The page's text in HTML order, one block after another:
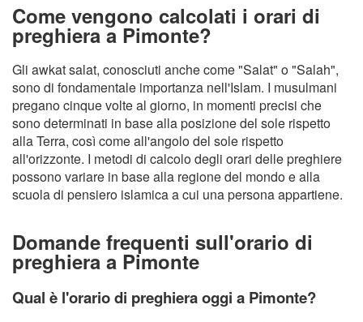
Come vengono calcolati i orari di
preghiera a Pimonte?
Gli awkat salat, conosciuti anche come "Salat" o "Salah",
sono di fondamentale importanza nell'Islam. I musulmani
pregano cinque volte al giorno, in momenti precisi che
sono determinati in base alla posizione del sole rispetto
alla Terra, così come all'angolo del sole rispetto
all'orizzonte. I metodi di calcolo degli orari delle preghiere
possono variare in base alla regione del mondo e alla
scuola di pensiero islamica a cui una persona appartiene.
Domande frequenti sull'orario di
preghiera a Pimonte
Qual è l'orario di preghiera oggi a Pimonte?